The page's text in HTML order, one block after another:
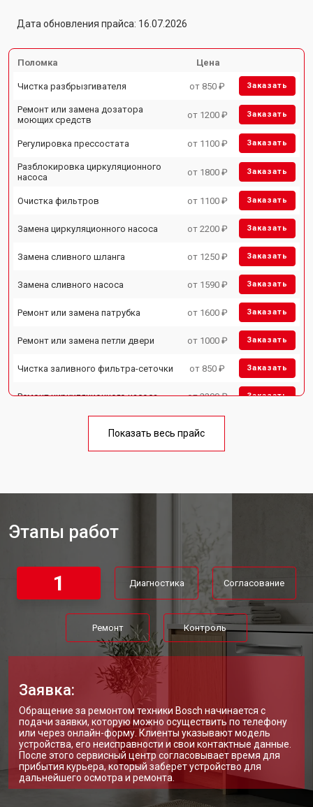
Дата обновления прайса: 16.07.2026
Поломка Цена
Чистка разбрызгивателя от 850 ₽ Заказать
Ремонт или замена дозатора
моющих средств
от 1200 ₽ Заказать
Регулировка прессостата от 1100 ₽ Заказать
Разблокировка циркуляционного
насоса
от 1800 ₽ Заказать
Очистка фильтров от 1100 ₽ Заказать
Замена циркуляционного насоса от 2200 ₽ Заказать
Замена сливного шланга от 1250 ₽ Заказать
Замена сливного насоса от 1590 ₽ Заказать
Ремонт или замена патрубка от 1600 ₽ Заказать
Ремонт или замена петли двери от 1000 ₽ Заказать
Чистка заливного фильтра-сеточки от 850 ₽ Заказать
Ремонт циркуляционного насоса от 2200 ₽ Заказать
Ремонт стакана моечного бака от 1600 ₽
Ремонт или замена пружины дверцы от 1200 ₽
от 1100 ₽ Заказать
от 2450 ₽
Замена панели управления от 1550 ₽ Заказать
Замена блока управления Заказать
Замена ТЭН посудомоечной
машины Bosch
Ремонт/замена датчика
температуры
от 1590 ₽ Заказать
Замена замка посудомоечной
машины Bosch
от 1600 ₽ Заказать
Ремонт электропроводки от 1250 ₽ Заказать
Показать весь прайс
Этапы работ
1 Диагностика Согласование
Ремонт Контроль
Заявка:
Обращение за ремонтом техники Bosch начинается с
подачи заявки, которую можно осуществить по телефону
или через онлайн-форму. Клиенты указывают модель
устройства, его неисправности и свои контактные данные.
После этого сервисный центр согласовывает время для
прибытия курьера, который заберет устройство для
дальнейшего осмотра и ремонта.